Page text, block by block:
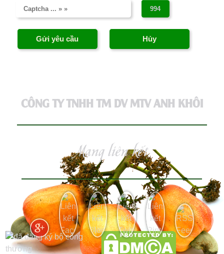
CÔNG TY TNHH TM DV MTV ANH KHÔI
Mạng liên kết